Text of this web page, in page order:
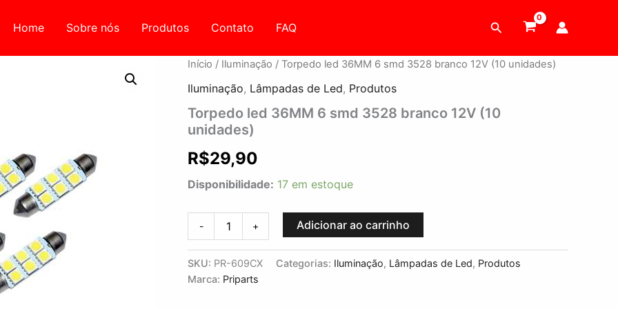
Home Sobre nós Produtos Contato FAQ Pesquisar
Início / Iluminação / Torpedo led 36MM 6 smd 3528 branco 12V (10 unidades)
Iluminação, Lâmpadas de Led, Produtos
Torpedo led 36MM 6 smd 3528 branco 12V (10
unidades)
R$29,90
Disponibilidade: 17 em estoque
-
Torpedo
36MM
smd
3528
12V
unidades)
+ Adicionar ao carrinho
SKU: PR-609CX Categorias: Iluminação, Lâmpadas de Led, Produtos
Marca: Priparts